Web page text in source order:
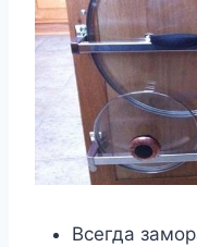
Всегда